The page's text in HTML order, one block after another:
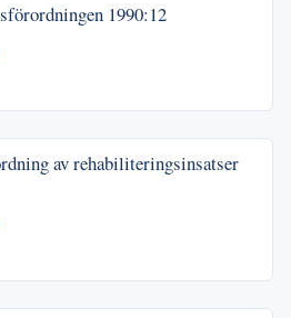
1990:12
av rehabiliteringsinsatser